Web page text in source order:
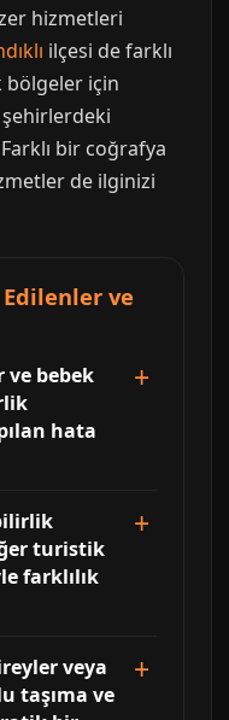
hizmetleri
ilçesi de farklı
bölgeler için
bir coğrafya
de ilginizi
ve
ve bebek
hata
turistik
farklılık
veya
taşıma ve